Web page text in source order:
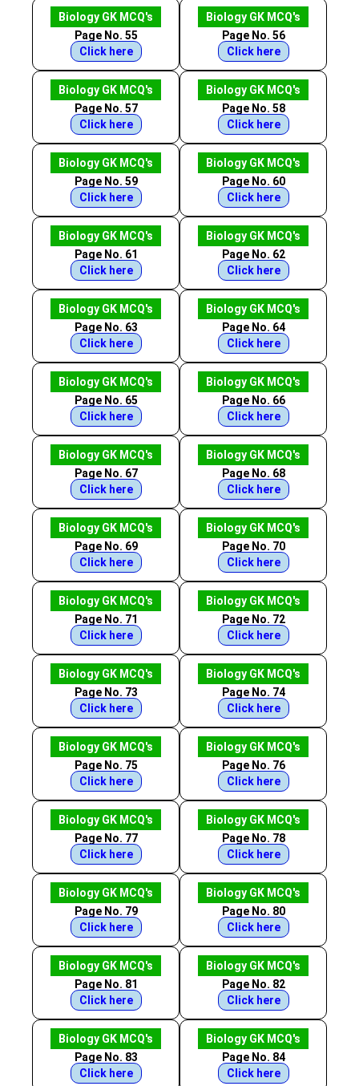
Biology GK MCQ's
Page No. 55
Click here
Biology GK MCQ's
Page No. 56
Click here
Biology GK MCQ's
Page No. 57
Click here
Biology GK MCQ's
Page No. 58
Click here
Biology GK MCQ's
Page No. 59
Click here
Biology GK MCQ's
Page No. 60
Click here
Biology GK MCQ's
Page No. 61
Click here
Biology GK MCQ's
Page No. 62
Click here
Biology GK MCQ's
Page No. 63
Click here
Biology GK MCQ's
Page No. 64
Click here
Biology GK MCQ's
Page No. 65
Click here
Biology GK MCQ's
Page No. 66
Click here
Biology GK MCQ's
Page No. 67
Click here
Biology GK MCQ's
Page No. 68
Click here
Biology GK MCQ's
Page No. 69
Click here
Biology GK MCQ's
Page No. 70
Click here
Biology GK MCQ's
Page No. 71
Click here
Biology GK MCQ's
Page No. 72
Click here
Biology GK MCQ's
Page No. 73
Click here
Biology GK MCQ's
Page No. 74
Click here
Biology GK MCQ's
Page No. 75
Click here
Biology GK MCQ's
Page No. 76
Click here
Biology GK MCQ's
Page No. 77
Click here
Biology GK MCQ's
Page No. 78
Click here
Biology GK MCQ's
Page No. 79
Click here
Biology GK MCQ's
Page No. 80
Click here
Biology GK MCQ's
Page No. 81
Click here
Biology GK MCQ's
Page No. 82
Click here
Biology GK MCQ's
Page No. 83
Click here
Biology GK MCQ's
Page No. 84
Click here